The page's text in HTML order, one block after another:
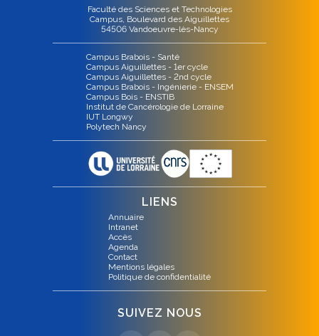
Faculté des Sciences et Technologies
Campus, Boulevard des Aiguillettes
54506 Vandoeuvre-lès-Nancy
Campus Brabois - Santé
Campus Aiguillettes - 1er cycle
Campus Aiguillettes - 2nd cycle
Campus Brabois - Ingénierie - ENSEM
Campus Bois - ENSTIB
Institut de Cancérologie de Lorraine
IUT Longwy
Polytech Nancy
LIENS
Annuaire
Intranet
Accès
Agenda
Contact
Mentions légales
Politique de confidentialité
SUIVEZ NOUS